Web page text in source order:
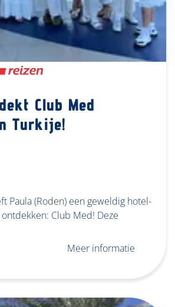
Club Med
Turkije!
Paula (Roden) een geweldig hotel-
Club Med! Deze
Meer informatie